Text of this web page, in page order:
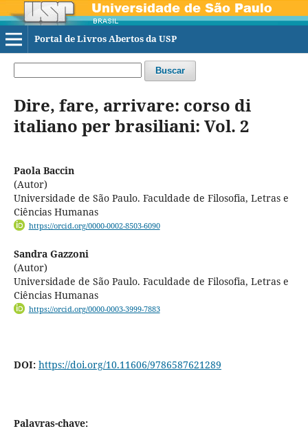
Portal de Livros Abertos da USP
Buscar
Dire, fare, arrivare: corso di
italiano per brasiliani: Vol. 2
Paola Baccin
(Autor)
Universidade de São Paulo. Faculdade de Filosofia, Letras e
Ciências Humanas
https://orcid.org/0000-0002-8503-6090
Sandra Gazzoni
(Autor)
Universidade de São Paulo. Faculdade de Filosofia, Letras e
Ciências Humanas
https://orcid.org/0000-0003-3999-7883
DOI: https://doi.org/10.11606/9786587621289
Palavras-chave: